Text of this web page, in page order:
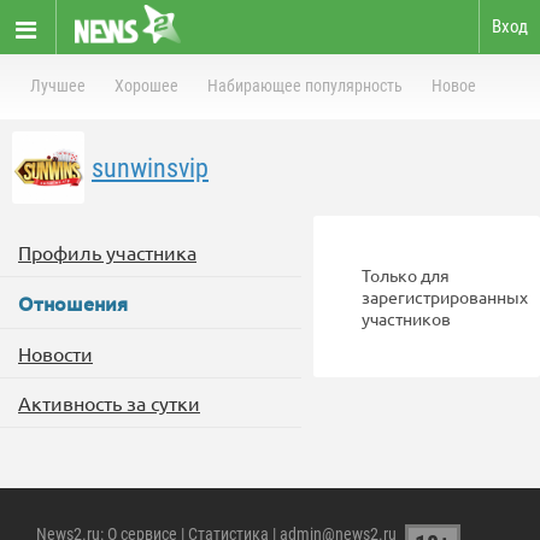
Вход
Лучшее Хорошее Набирающее популярность Новое
sunwinsvip
Профиль участника
Отношения
Новости
Активность за сутки
Только для
зарегистрированных
участников
News2.ru: О сервисе | Статистика | admin@news2.ru